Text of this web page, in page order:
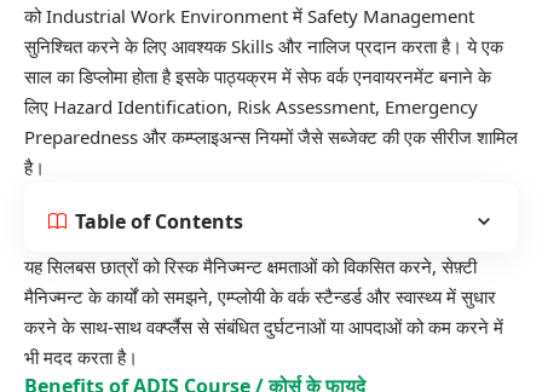
को Industrial Work Environment में Safety Management
सुनिश्चित करने के लिए आवश्यक Skills और नालिज प्रदान करता है। ये एक
साल का डिप्लोमा होता है इसके पाठ्यक्रम में सेफ वर्क एनवायरनमेंट बनाने के
लिए Hazard Identification, Risk Assessment, Emergency
Preparedness और कम्प्लाइअन्स नियमों जैसे सब्जेक्ट की एक सीरीज शामिल
है।
Table of Contents
यह सिलबस छात्रों को रिस्क मैनिज्मन्ट क्षमताओं को विकसित करने, सेफ़्टी
मैनिज्मन्ट के कार्यों को समझने, एम्प्लोयी के वर्क स्टैन्डर्ड और स्वास्थ्य में सुधार
करने के साथ-साथ वर्क्प्लैस से संबंधित दुर्घटनाओं या आपदाओं को कम करने में
भी मदद करता है।
Benefits of ADIS Course / कोर्स के फायदे